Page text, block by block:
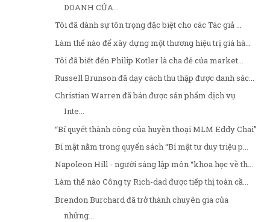
DOANH CỦA...
Tôi đã dành sự tôn trọng đặc biệt cho các Tác giả ...
Làm thế nào để xây dựng một thương hiệu trị giá hà...
Tôi đã biết đến Philip Kotler là cha đẻ của market...
Russell Brunson đã dạy cách thu thập được danh sác...
Christian Warren đã bán được sản phẩm dịch vụ
Inte...
“Bí quyết thành công của huyền thoại MLM Eddy Chai”
Bí mật nằm trong quyển sách “Bí mật tư duy triệu p...
Napoleon Hill - người sáng lập môn “khoa học về th...
Làm thế nào Công ty Rich-dad được tiếp thị toàn cầ...
Brendon Burchard đã trở thành chuyên gia của
những...